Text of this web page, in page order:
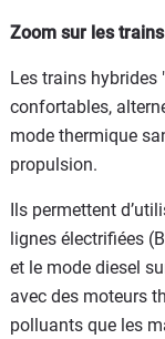
Zoom sur les
Les trains hybrides
confortables,
mode thermique
propulsion.
Ils permettent
lignes électrifiées
et le mode diesel
avec des moteurs
polluants que les